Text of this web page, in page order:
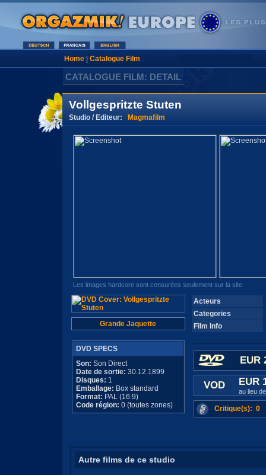
Home| Catalogue Film
CATALOGUE FILM: DETAIL
Vollgespritzte Stuten
Studio / Editeur: Magmafilm
Les images hardcore sont censurées seulement sur la site.
Grande Jaquette
DVD SPECS
Son: Son Direct
Date de sortie: 30.12.1899
Disques: 1
Emballage: Box standard
Format: PAL (16:9)
Code région: 0 (toutes zones)
Acteurs
Categories
Film Info
EUR
VOD EUR
au lieu
Critique(s): 0
Autre films de ce studio